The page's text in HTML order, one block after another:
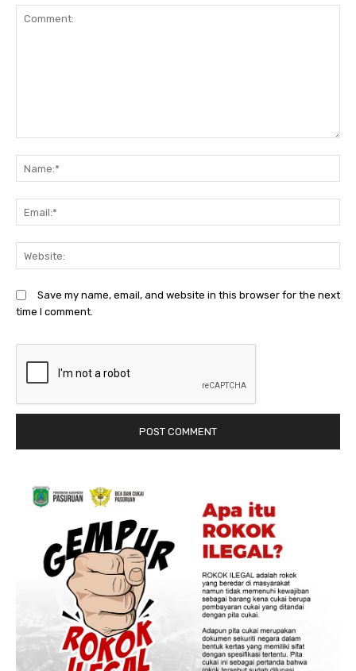
Save my name, email, and website in this browser for the next
time I comment.